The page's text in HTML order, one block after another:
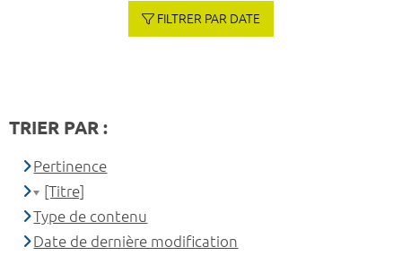
FILTRER PAR DATE
TRIER PAR :
Pertinence
[Titre]
Type de contenu
Date de dernière modification